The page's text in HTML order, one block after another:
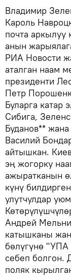
Владимир
Кароль
почта аркылуу
анын
РИА Новости
аталган наам
президенти
Петр
Буларга
Сибига,
Буданов**
Василий
айтышкан.
эң жогорку
ажыратканын
күнү
улутчулдар
Андрей
катышканы
бөлүгүнө
себеп болгон.
поляк